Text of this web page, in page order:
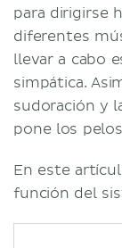
para dirigirse
diferentes
llevar a cabo
simpática.
sudoración y
pone los
En este
función del